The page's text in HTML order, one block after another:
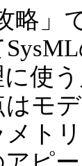
略
使
モ
メト